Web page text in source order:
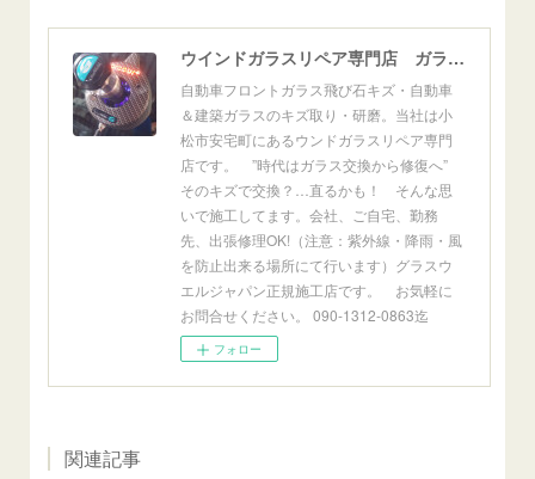
ウインドガラスリペア専門店 ガラスリペア・ヨシダ グラスウェルドジャパン 正規施工店 小松市
自動車フロントガラス飛び石キズ・自動車
＆建築ガラスのキズ取り・研磨。当社は小
松市安宅町にあるウンドガラスリペア専門
店です。 ”時代はガラス交換から修復へ”
そのキズで交換？…直るかも！ そんな思
いで施工してます。会社、ご自宅、勤務
先、出張修理OK!（注意：紫外線・降雨・風
を防止出来る場所にて行います）グラスウ
エルジャパン正規施工店です。 お気軽に
お問合せください。 090-1312-0863迄
フォロー
関連記事